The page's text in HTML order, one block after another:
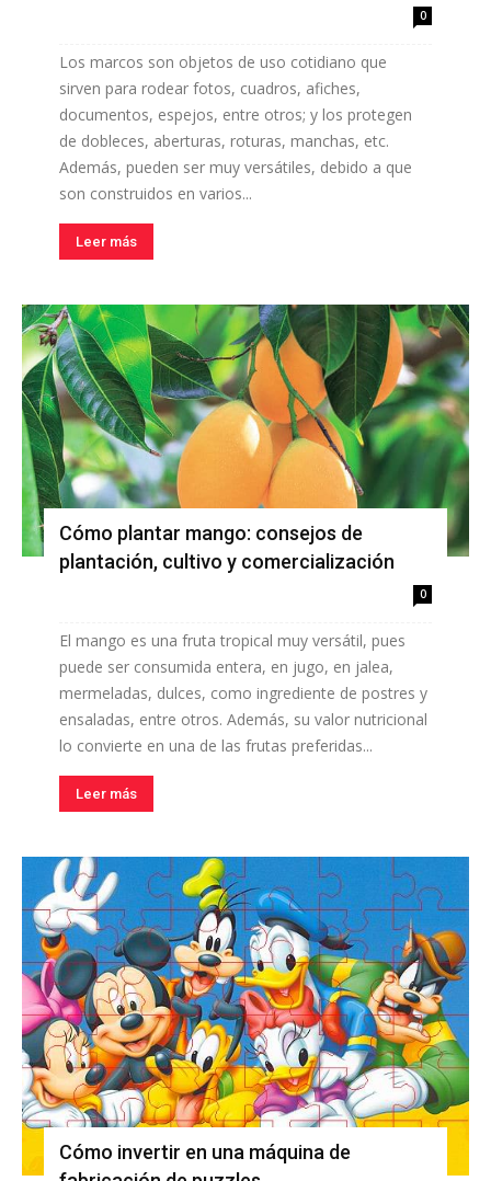
0
Los marcos son objetos de uso cotidiano que
sirven para rodear fotos, cuadros, afiches,
documentos, espejos, entre otros; y los protegen
de dobleces, aberturas, roturas, manchas, etc.
Además, pueden ser muy versátiles, debido a que
son construidos en varios...
Leer más
Cómo plantar mango: consejos de
plantación, cultivo y comercialización
0
El mango es una fruta tropical muy versátil, pues
puede ser consumida entera, en jugo, en jalea,
mermeladas, dulces, como ingrediente de postres y
ensaladas, entre otros. Además, su valor nutricional
lo convierte en una de las frutas preferidas...
Leer más
Cómo invertir en una máquina de